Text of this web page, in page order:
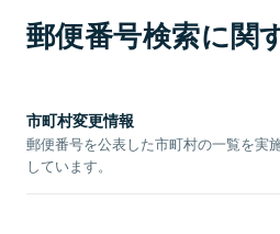
郵便番号検索に関
市町村変更情報
郵便番号を公表した市町村の一覧を実
しています。